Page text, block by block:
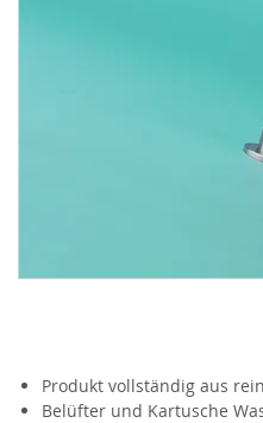
Produkt vollständig aus
Belüfter und Kartusche